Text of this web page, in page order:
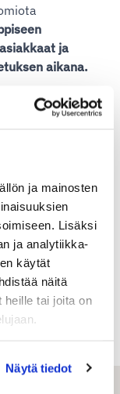
ja mainosten
Lisäksi
ja analytiikka-
käytät
näitä
heille tai joita on
Näytä tiedot
ja
aikana.
9-16